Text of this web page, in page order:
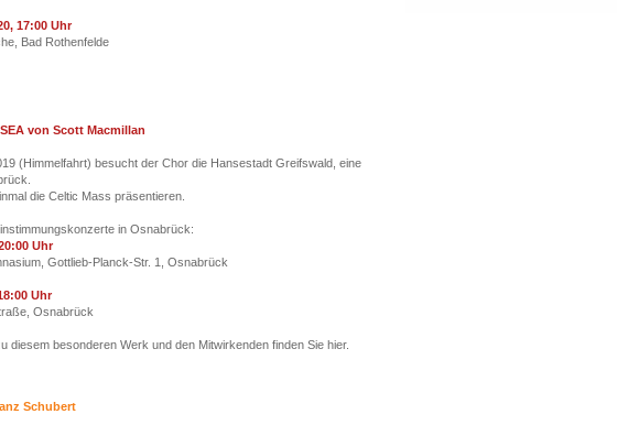
17:00 Uhr
Bad Rothenfelde
von Scott Macmillan
(Himmelfahrt) besucht der Chor die Hansestadt Greifswald, eine
die Celtic Mass präsentieren.
in Osnabrück:
Uhr
Gottlieb-Planck-Str. 1, Osnabrück
Uhr
Osnabrück
diesem besonderen Werk und den Mitwirkenden finden Sie hier.
Schubert